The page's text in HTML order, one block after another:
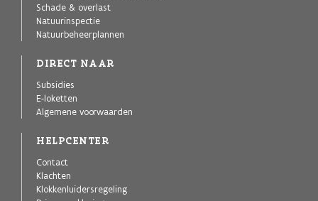
Schade & overlast
Natuurinspectie
Natuurbeheerplannen
DIRECT NAAR
Subsidies
E-loketten
Algemene voorwaarden
HELPCENTER
Contact
Klachten
Klokkenluidersregeling